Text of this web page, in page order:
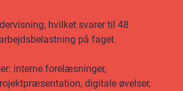
hvilket svarer til 48
på faget.
interne forelæsninger,
digitale øvelser,